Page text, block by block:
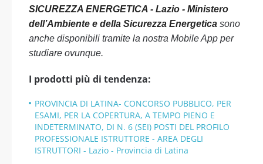
SICUREZZA ENERGETICA - Lazio - Ministero
dell’Ambiente e della Sicurezza Energetica sono
anche disponibili tramite la nostra Mobile App per
studiare ovunque.
I prodotti più di tendenza:
PROVINCIA DI LATINA- CONCORSO PUBBLICO, PER
ESAMI, PER LA COPERTURA, A TEMPO PIENO E
INDETERMINATO, DI N. 6 (SEI) POSTI DEL PROFILO
PROFESSIONALE ISTRUTTORE - AREA DEGLI
ISTRUTTORI - Lazio - Provincia di Latina